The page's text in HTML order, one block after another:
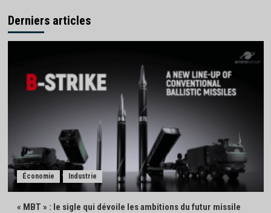
Derniers articles
Économie Industrie
« MBT » : le sigle qui dévoile les ambitions du futur missile